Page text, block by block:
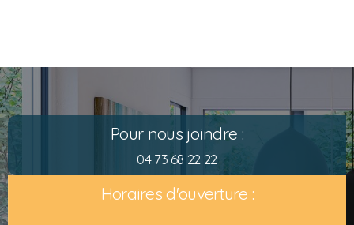
Pour nous joindre :
04 73 68 22 22
Horaires d'ouverture :